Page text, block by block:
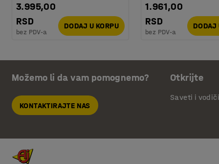
3.995,00
RSD
bez PDV-a
DODAJ U KORPU
1.961,00
RSD
bez PDV-a
DODAJ
Možemo li da vam pomognemo?
KONTAKTIRAJTE NAS
Otkrijte
Saveti i